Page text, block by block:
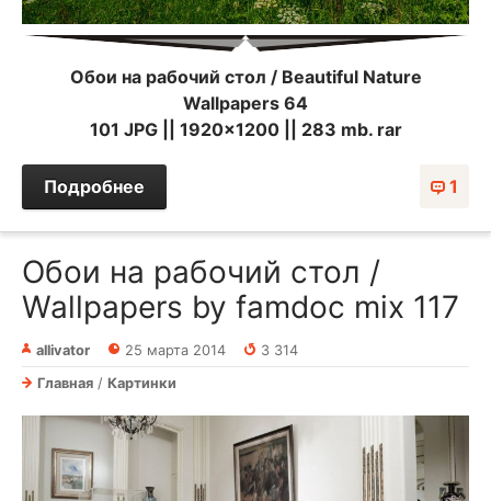
Обои на рабочий стол / Beautiful Nature
Wallpapers 64
101 JPG || 1920x1200 || 283 mb. rar
1
Подробнее
Обои на рабочий стол /
Wallpapers by famdoc mix 117
allivator 25 марта 2014
3 314
Главная / Картинки